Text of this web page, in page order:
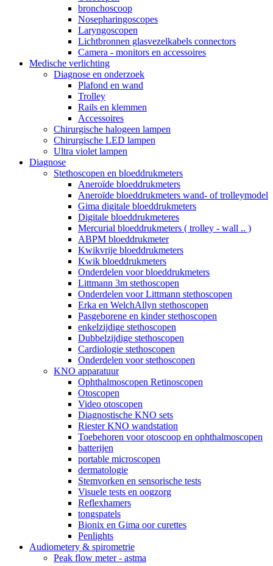
bronchoscoop
Nosepharingoscopes
Laryngoscopen
Lichtbronnen glasvezelkabels connectors
Camera - monitors en accessoires
Medische verlichting
Diagnose en onderzoek
Plafond en wand
Trolley
Rails en klemmen
Accessoires
Chirurgische halogeen lampen
Chirurgische LED lampen
Ultra violet lampen
Diagnose
Stethoscopen en bloeddrukmeters
Aneroïde bloeddrukmeters
Aneroïde bloeddrukmeters wand- of trolleymodel
Gima digitale bloeddrukmeters
Digitale bloeddrukmeteres
Mercurial bloeddrukmeters ( trolley - wall .. )
ABPM bloeddrukmeter
Kwikvrije bloeddrukmeters
Kwik bloeddrukmeters
Onderdelen voor bloeddrukmeters
Littmann 3m stethoscopen
Onderdelen voor Littmann stethoscopen
Erka en WelchAllyn stethoscopen
Pasgeborene en kinder stethoscopen
enkelzijdige stethoscopen
Dubbelzijdige stethoscopen
Cardiologie stethoscopen
Onderdelen voor stethoscopen
KNO apparatuur
Ophthalmoscopen Retinoscopen
Otoscopen
Video otoscopen
Diagnostische KNO sets
Riester KNO wandstation
Toebehoren voor otoscoop en ophthalmoscopen
batterijen
portable microscopen
dermatologie
Stemvorken en sensorische tests
Visuele tests en oogzorg
Reflexhamers
tongspatels
Bionix en Gima oor curettes
Penlights
Audiometery & spirometrie
Peak flow meter - astma